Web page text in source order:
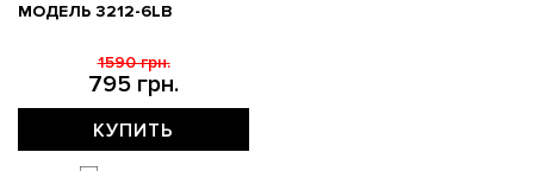
МОДЕЛЬ 3212-6LB
795 грн.
1590 грн.
КУПИТЬ